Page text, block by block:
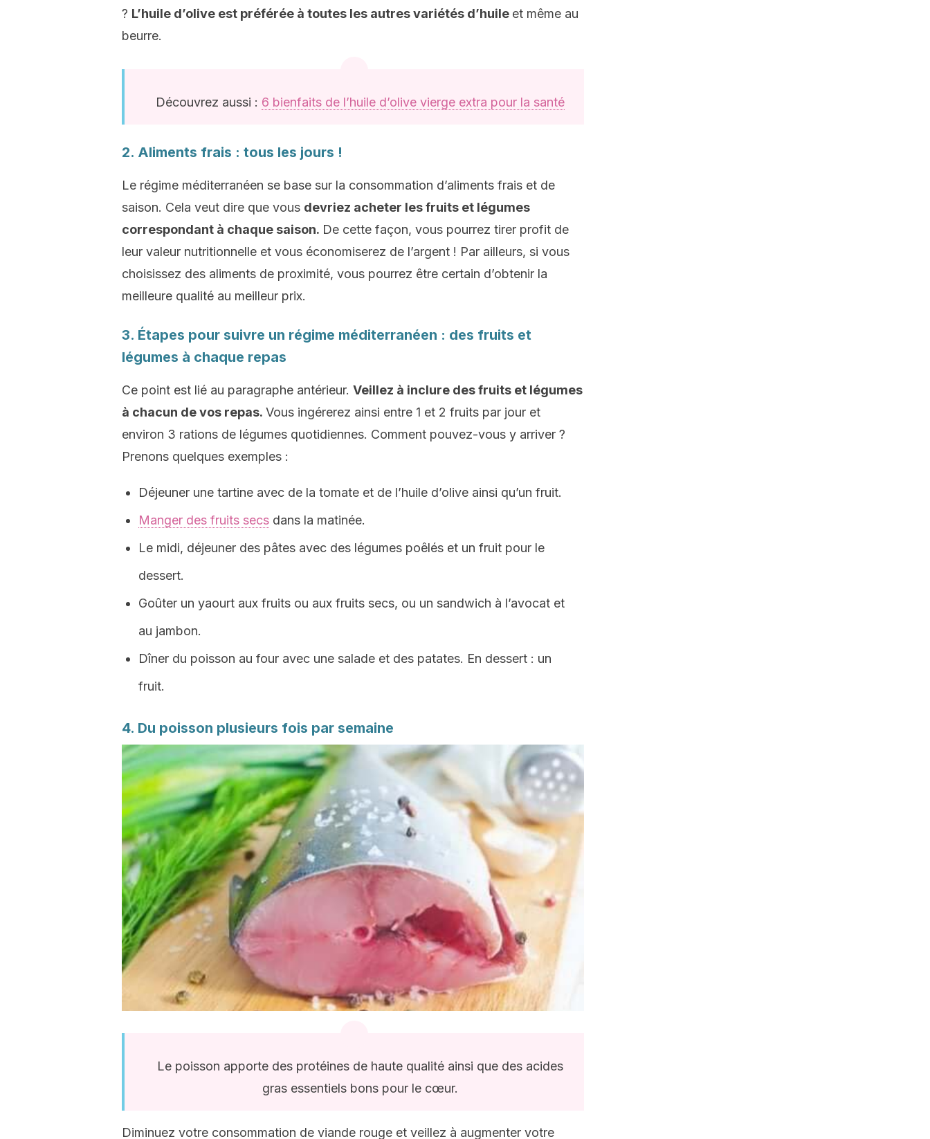
? L’huile d’olive est préférée à toutes les autres variétés d’huile et même au
beurre.
Découvrez aussi : 6 bienfaits de l’huile d’olive vierge extra pour la santé
2. Aliments frais : tous les jours !
Le régime méditerranéen se base sur la consommation d’aliments frais et de
saison. Cela veut dire que vous devriez acheter les fruits et légumes
correspondant à chaque saison. De cette façon, vous pourrez tirer profit de
leur valeur nutritionnelle et vous économiserez de l’argent ! Par ailleurs, si vous
choisissez des aliments de proximité, vous pourrez être certain d’obtenir la
meilleure qualité au meilleur prix.
3. Étapes pour suivre un régime méditerranéen : des fruits et
légumes à chaque repas
Ce point est lié au paragraphe antérieur. Veillez à inclure des fruits et légumes
à chacun de vos repas. Vous ingérerez ainsi entre 1 et 2 fruits par jour et
environ 3 rations de légumes quotidiennes. Comment pouvez-vous y arriver ?
Prenons quelques exemples :
Déjeuner une tartine avec de la tomate et de l’huile d’olive ainsi qu’un fruit.
Manger des fruits secs dans la matinée.
Le midi, déjeuner des pâtes avec des légumes poêlés et un fruit pour le
dessert.
Goûter un yaourt aux fruits ou aux fruits secs, ou un sandwich à l’avocat et
au jambon.
Dîner du poisson au four avec une salade et des patates. En dessert : un
fruit.
4. Du poisson plusieurs fois par semaine
Le poisson apporte des protéines de haute qualité ainsi que des acides
gras essentiels bons pour le cœur.
Diminuez votre consommation de viande rouge et veillez à augmenter votre